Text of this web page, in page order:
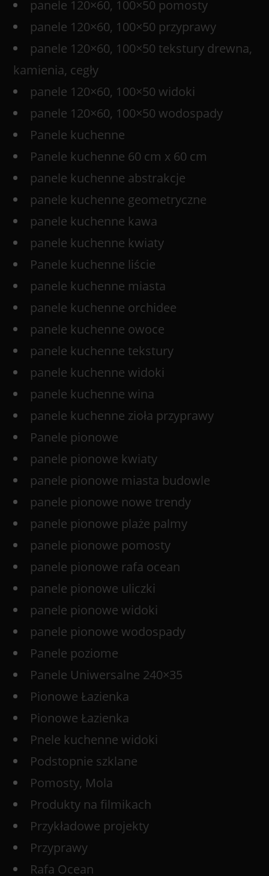
panele 120×60, 100×50 pomosty
panele 120×60, 100×50 przyprawy
panele 120×60, 100×50 tekstury drewna,
kamienia, cegły
panele 120×60, 100×50 widoki
panele 120×60, 100×50 wodospady
Panele kuchenne
Panele kuchenne 60 cm x 60 cm
panele kuchenne abstrakcje
panele kuchenne geometryczne
panele kuchenne kawa
panele kuchenne kwiaty
Panele kuchenne liście
panele kuchenne miasta
panele kuchenne orchidee
panele kuchenne owoce
panele kuchenne tekstury
panele kuchenne widoki
panele kuchenne wina
panele kuchenne zioła przyprawy
Panele pionowe
panele pionowe kwiaty
panele pionowe miasta budowle
panele pionowe nowe trendy
panele pionowe plaże palmy
panele pionowe pomosty
panele pionowe rafa ocean
panele pionowe uliczki
panele pionowe widoki
panele pionowe wodospady
Panele poziome
Panele Uniwersalne 240×35
Pionowe Łazienka
Pionowe Łazienka
Pnele kuchenne widoki
Podstopnie szklane
Pomosty, Mola
Produkty na filmikach
Przykładowe projekty
Przyprawy
Rafa Ocean